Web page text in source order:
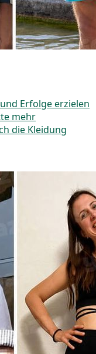
Erfolge erzielen
mehr
die Kleidung